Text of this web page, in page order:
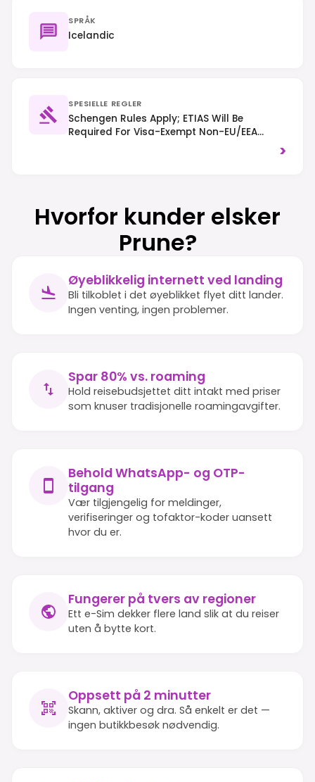
SPRÅK
Icelandic
SPESIELLE REGLER
Schengen Rules Apply; ETIAS Will Be
Required For Visa-Exempt Non-EU/EEA
>
Hvorfor kunder elsker
Prune?
Øyeblikkelig internett ved landing
Bli tilkoblet i det øyeblikket flyet ditt lander.
Ingen venting, ingen problemer.
Spar 80% vs. roaming
Hold reisebudsjettet ditt intakt med priser
som knuser tradisjonelle roamingavgifter.
Behold WhatsApp- og OTP-
tilgang
Vær tilgjengelig for meldinger,
verifiseringer og tofaktor-koder uansett
hvor du er.
Fungerer på tvers av regioner
Ett e-Sim dekker flere land slik at du reiser
uten å bytte kort.
Oppsett på 2 minutter
Skann, aktiver og dra. Så enkelt er det —
ingen butikkbesøk nødvendig.